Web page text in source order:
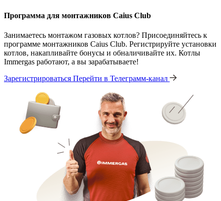
Программа для монтажников Caius Club
Занимаетесь монтажом газовых котлов? Присоединяйтесь к
программе монтажников Caius Club. Регистрируйте установки
котлов, накапливайте бонусы и обналичивайте их. Котлы
Immergas работают, а вы зарабатываете!
Зарегистрироваться Перейти в Телеграмм-канал